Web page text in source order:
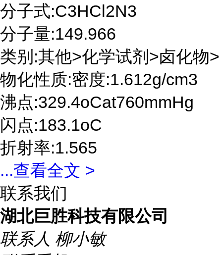
分子式:C3HCl2N3
分子量:149.966
类别:其他>化学试剂>卤化物>
物化性质:密度:1.612g/cm3
沸点:329.4oCat760mmHg
闪点:183.1oC
折射率:1.565
...查看全文 >
联系我们
湖北巨胜科技有限公司
联系人 柳小敏